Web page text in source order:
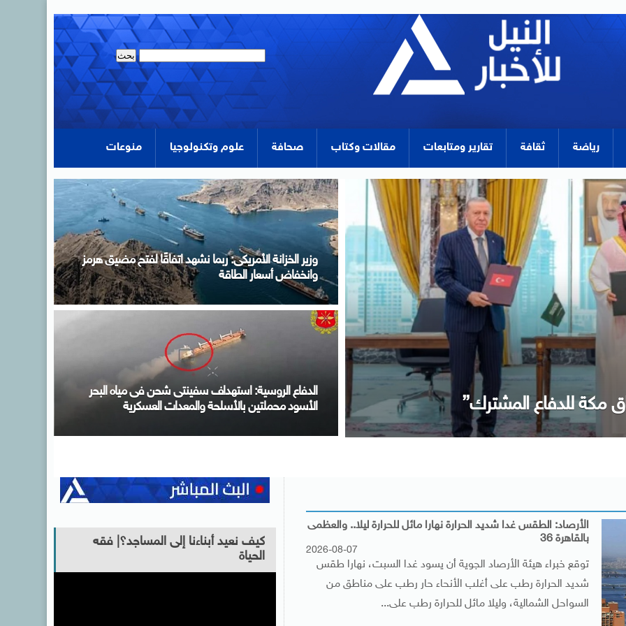
رياضة ثقافة تقارير ومتابعات مقالات وكتاب صحافة علوم وتكنولوجيا منوعات
ختام زيارته لمصر
وزير الخارجية يسلم رسالة خطية من الرئيس السيسى إلى
الرئيس التشادى
مكتب التنسيق: الأحد المقبل آخر موعد لتسجيل رغبات
المرحلة الأولى للتنسيق الإلكترونى ولا مد لفترة التسجيل
الأرصاد: الطقس غدا شديد الحرارة نهارا مائل للحرارة ليلا.. والعظمى
بالقاهرة 36
2026-08-07
توقع خبراء هيئة الأرصاد الجوية أن يسود غدا السبت، نهارا طقس
شديد الحرارة رطب على أغلب الأنحاء حار رطب على مناطق من
السواحل الشمالية، وليلا مائل للحرارة رطب على...
كيف نعيد أبناءنا إلى المساجد؟| فقه
الحياة